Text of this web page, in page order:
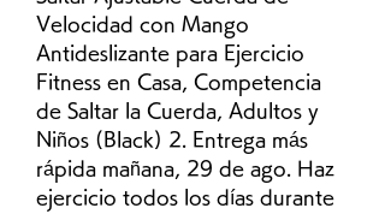
Velocidad con Mango
Antideslizante para Ejercicio
Fitness en Casa, Competencia
de Saltar la Cuerda, Adultos y
Niños (Black) 2. Entrega más
rápida mañana, 29 de ago. Haz
ejercicio todos los días durante